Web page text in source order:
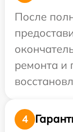
После
ремонта и
4